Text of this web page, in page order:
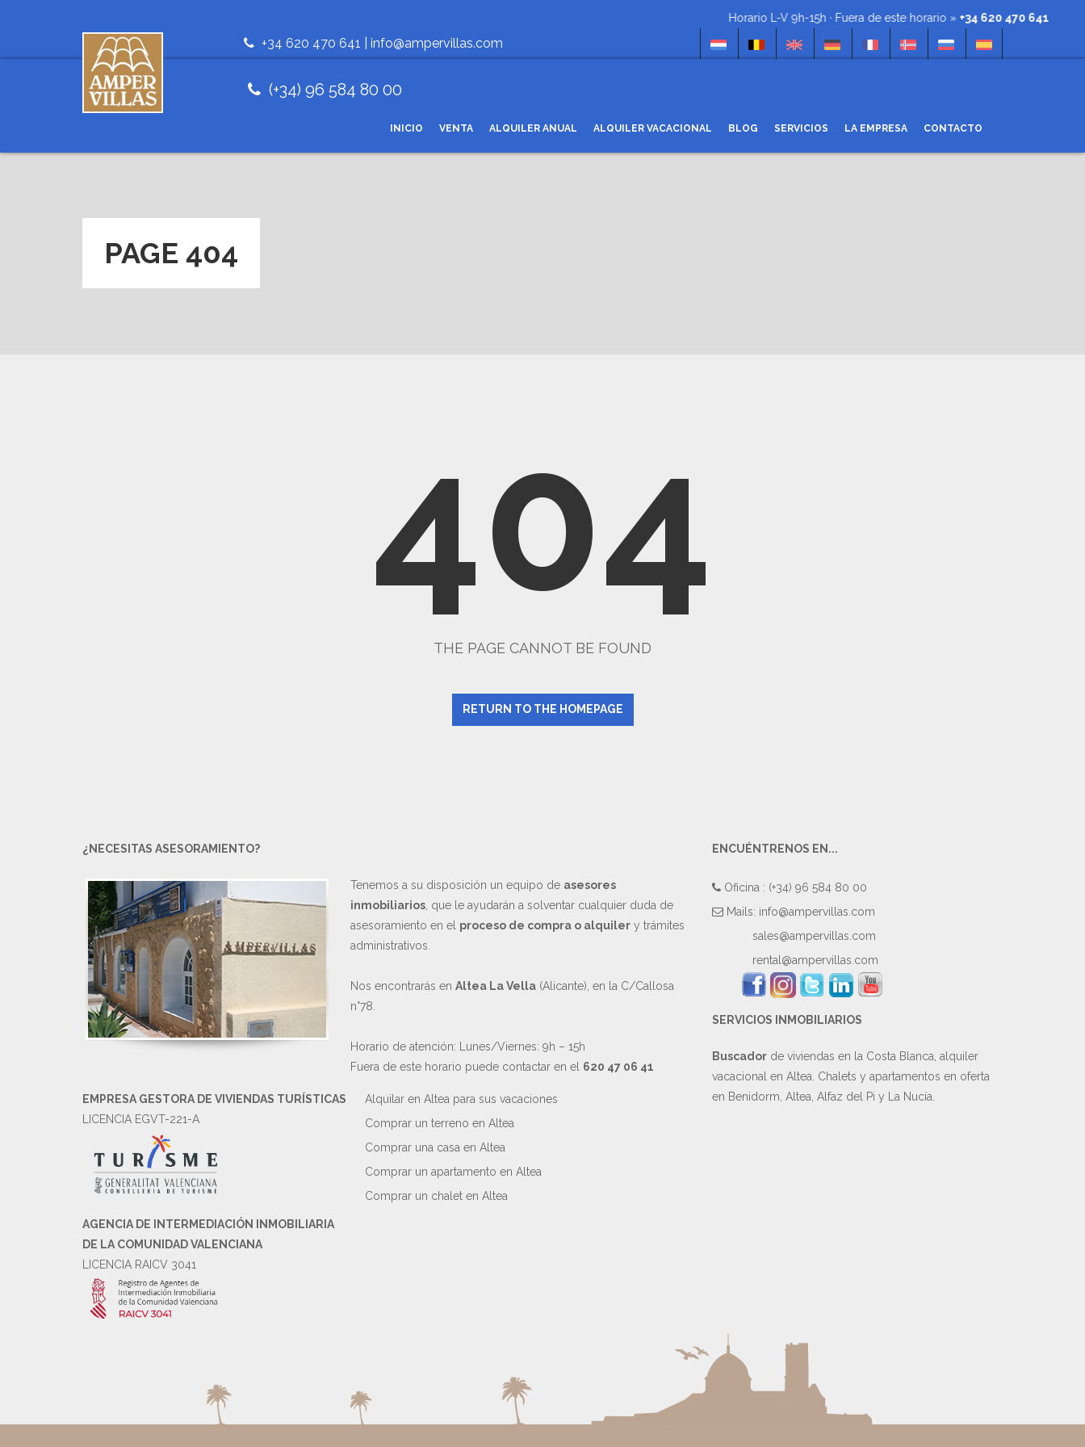
Horario L-V 9h-15h · Fuera de este horario »+34 620 470 641
+34 620 470 641 | info@ampervillas.com
(+34) 96 584 80 00
INICIO VENTA ALQUILER ANUAL ALQUILER VACACIONAL BLOG SERVICIOS LA EMPRESA CONTACTO
PAGE 404
404
THE PAGE CANNOT BE FOUND
RETURN TO THE HOMEPAGE
¿NECESITAS ASESORAMIENTO?
Tenemos a su disposición un equipo de asesores
inmobiliarios, que le ayudarán a solventar cualquier duda de
asesoramiento en el proceso de compra o alquilery trámites
administrativos.
Nos encontrarás en Altea La Vella(Alicante), en la C/Callosa
n°78.
Horario de atención: Lunes/Viernes: 9h – 15h
Fuera de este horario puede contactar en el 620 47 06 41
EMPRESA GESTORA DE VIVIENDAS TURÍSTICAS
LICENCIA EGVT-221-A
AGENCIA DE INTERMEDIACIÓN INMOBILIARIA
DE LA COMUNIDAD VALENCIANA
LICENCIA RAICV 3041
Alquilar en Altea para sus vacaciones
Comprar un terreno en Altea
Comprar una casa en Altea
Comprar un apartamento en Altea
Comprar un chalet en Altea
ENCUÉNTRENOS EN...
Oficina : (+34) 96 584 80 00
Mails: info@ampervillas.com
sales@ampervillas.com
rental@ampervillas.com
SERVICIOS INMOBILIARIOS
Buscador de viviendas en la Costa Blanca, alquiler
vacacional en Altea. Chalets y apartamentos en oferta
en Benidorm, Altea, Alfaz del Pi y La Nucía.